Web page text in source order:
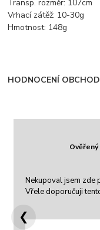
Transp. rozměr: 107cm
Vrhací zátěž: 10-30g
Hmotnost: 148g
HODNOCENÍ
Nekupoval jsem zde
Vřele doporučuji
❮